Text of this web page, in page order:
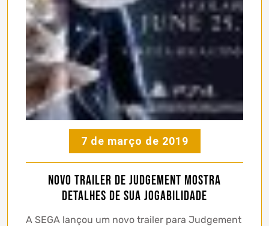
7 de março de 2019
Novo trailer de Judgement mostra
detalhes de sua jogabilidade
A SEGA lançou um novo trailer para Judgement